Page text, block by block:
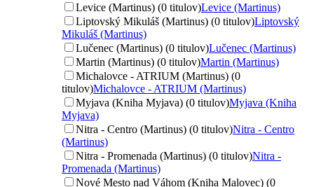
Levice (Martinus) (0 titulov)Levice (Martinus)
Liptovský Mikuláš (Martinus) (0 titulov)Liptovský
Mikuláš (Martinus)
Lučenec (Martinus) (0 titulov)Lučenec (Martinus)
Martin (Martinus) (0 titulov)Martin (Martinus)
Michalovce - ATRIUM (Martinus) (0
titulov)Michalovce - ATRIUM (Martinus)
Myjava (Kniha Myjava) (0 titulov)Myjava (Kniha
Myjava)
Nitra - Centro (Martinus) (0 titulov)Nitra - Centro
(Martinus)
Nitra - Promenada (Martinus) (0 titulov)Nitra -
Promenada (Martinus)
Nové Mesto nad Váhom (Kniha Malovec) (0